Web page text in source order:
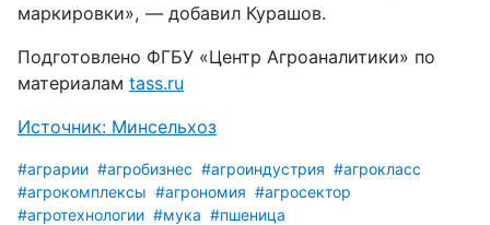
маркировки», — добавил Курашов.
Подготовлено ФГБУ «Центр Агроаналитики» по
материалам tass.ru
Источник: Минсельхоз
#аграрии #агробизнес #агроиндустрия #агрокласс
#агрокомплексы #агрономия #агросектор
#агротехнологии #мука #пшеница